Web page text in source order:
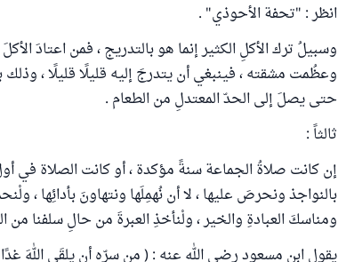
انظر : "تحفة الأحوذي" .
وسبيلُ ترك الأكلِ الكثير إنما هو بالتدريج ، فمن اعتادَ
وعظُمت مشقته ، فينبغي أن يتدرجَ إليه قليلًا قليلًا ، وذلك
حتى يصلَ إلى الحدّ المعتدلِ من الطعام .
ثالثاً :
إن كانت صلاةُ الجماعة سنةً مؤكدة ، أو كانت الصلاة في
بالنواجذ ونحرصَ عليها ، لا أن نُهمِلَها ونتهاونَ بأدائِها ،
ومناسكَ العبادةِ والخير ، ولْنأخذِ العبرةَ من حالِ سلفنا من
يقول ابن مسعود رضي الله عنه : ( من سرّه أن يلقَى اللهَ